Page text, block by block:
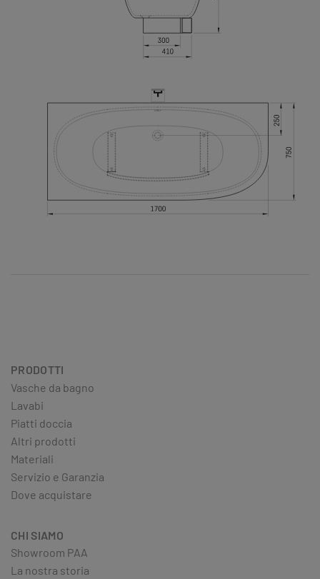
PRODOTTI
Vasche da bagno
Lavabi
Piatti doccia
Altri prodotti
Materiali
Servizio e Garanzia
Dove acquistare
CHI SIAMO
Showroom PAA
La nostra storia